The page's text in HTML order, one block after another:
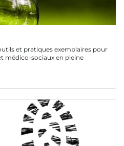
et pratiques exemplaires pour
médico-sociaux en pleine